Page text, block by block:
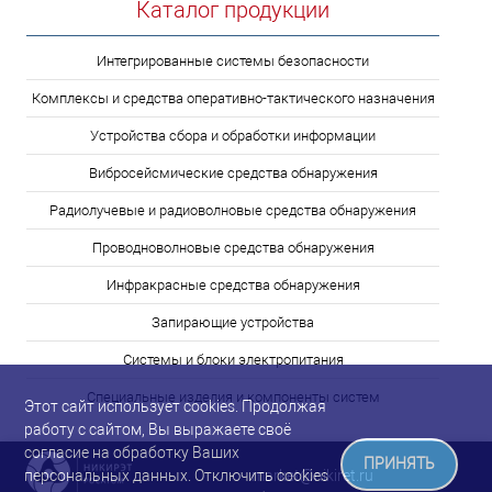
Каталог продукции
Интегрированные системы безопасности
Комплексы и средства оперативно-тактического назначения
Устройства сбора и обработки информации
Вибросейсмические средства обнаружения
Радиолучевые и радиоволновые средства обнаружения
Проводноволновые средства обнаружения
Инфракрасные средства обнаружения
Запирающие устройства
Системы и блоки электропитания
Специальные изделия и компоненты систем
market@nikiret.ru
Этот сайт использует cookies. Продолжая
работу с сайтом, Вы выражаете своё
согласие на обработку Ваших
персональных данных. Отключить cookies
ПРИНЯТЬ